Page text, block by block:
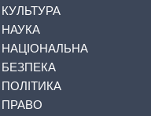
КУЛЬТУРА
НАУКА
НАЦІОНАЛЬНА
БЕЗПЕКА
ПОЛІТИКА
ПРАВО